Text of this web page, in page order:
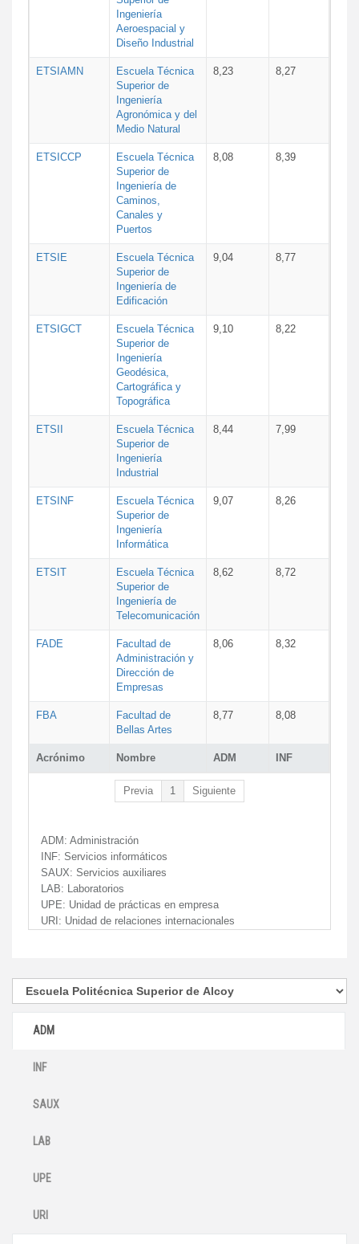
Acrónimo Nombre ADM INF
Ingeniería
Aeroespacial y
Diseño Industrial
ETSIAMN
Escuela Técnica
Superior de
Ingeniería
Agronómica y del
Medio Natural
8,23 8,27
ETSICCP
Escuela Técnica
Superior de
Ingeniería de
Caminos,
Canales y
Puertos
8,08 8,39
ETSIE
Escuela Técnica
Superior de
Ingeniería de
Edificación
9,04 8,77
ETSIGCT
Escuela Técnica
Superior de
Ingeniería
Geodésica,
Cartográfica y
Topográfica
9,10 8,22
ETSII
Escuela Técnica
Superior de
Ingeniería
Industrial
8,44 7,99
ETSINF
Escuela Técnica
Superior de
Ingeniería
Informática
9,07 8,26
ETSIT
Escuela Técnica
Superior de
Ingeniería de
Telecomunicación
8,62 8,72
FADE
Facultad de
Administración y
Dirección de
Empresas
8,06 8,32
FBA
Facultad de
Bellas Artes
8,77 8,08
Previa 1 Siguiente
ADM: Administración
INF: Servicios informáticos
SAUX: Servicios auxiliares
LAB: Laboratorios
UPE: Unidad de prácticas en empresa
URI: Unidad de relaciones internacionales
ADM
INF
SAUX
LAB
UPE
URI